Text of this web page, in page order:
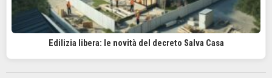
Edilizia libera: le novità del decreto Salva Casa